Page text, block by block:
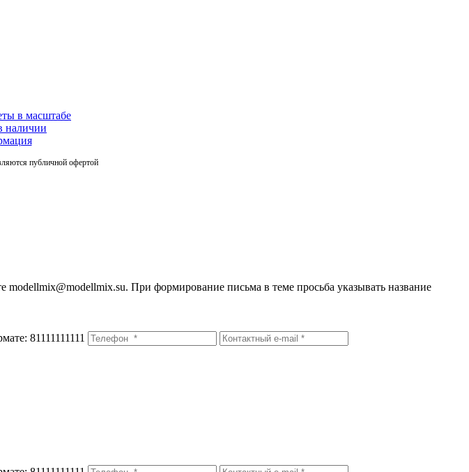
в масштабе
наличии
публичной офертой
При формирование письма в теме просьба указывать название
81111111111